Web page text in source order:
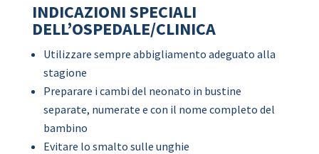
INDICAZIONI SPECIALI
DELL’OSPEDALE/CLINICA
Utilizzare sempre abbigliamento adeguato alla
stagione
Preparare i cambi del neonato in bustine
separate, numerate e con il nome completo del
bambino
Evitare lo smalto sulle unghie